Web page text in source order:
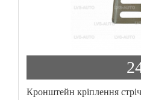
Кронштейн кріплення